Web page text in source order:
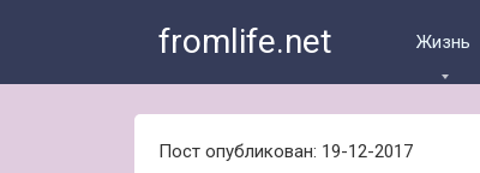
fromlife.net Жизнь
Пост опубликован: 19-12-2017